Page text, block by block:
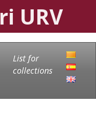
URV
List for
collections